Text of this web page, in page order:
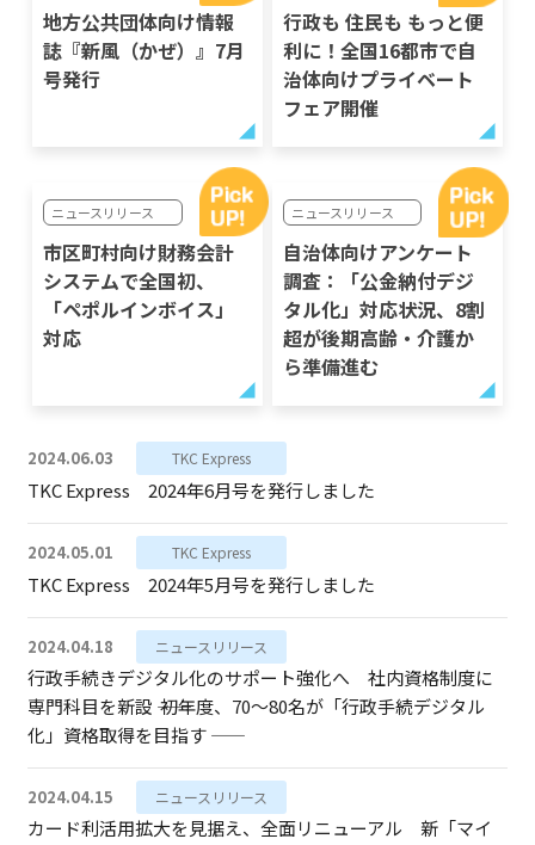
地方公共団体向け情報
誌『新風（かぜ）』7月
号発行
行政も 住民も もっと便
利に！全国16都市で自
治体向けプライベート
フェア開催
ニュースリリース
市区町村向け財務会計
システムで全国初、
「ペポルインボイス」
対応
ニュースリリース
自治体向けアンケート
調査：「公金納付デジ
タル化」対応状況、8割
超が後期高齢・介護か
ら準備進む
2024.06.03 TKC Express
TKC Express 2024年6月号を発行しました
2024.05.01 TKC Express
TKC Express 2024年5月号を発行しました
2024.04.18 ニュースリリース
行政手続きデジタル化のサポート強化へ 社内資格制度に
専門科目を新設 ―― 初年度、70～80名が「行政手続デジタル
化」資格取得を目指す ――
2024.04.15 ニュースリリース
カード利活用拡大を見据え、全面リニューアル 新「マイ